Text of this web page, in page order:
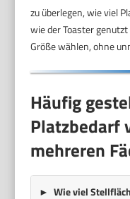
zu überlegen, wie viel
wie der Toaster
Größe wählen, ohne
Häufig
Platzbedarf
mehreren
Wie viel